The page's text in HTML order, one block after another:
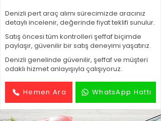
Denizli pert araç alımı sürecimizde aracınız
detaylı incelenir, değerinde fiyat teklifi sunulur.
Satış öncesi tüm kontrolleri şeffaf biçimde
paylaşır, güvenilir bir satış deneyimi yaşatırız.
Denizli genelinde güvenilir, şeffaf ve müşteri
odaklı hizmet anlayışıyla çalışıyoruz.
Hemen Ara WhatsApp Hattı